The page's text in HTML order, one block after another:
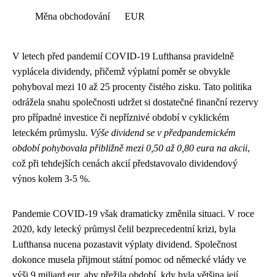
Měna obchodování EUR
V letech před pandemií COVID-19 Lufthansa pravidelně
vyplácela dividendy, přičemž výplatní poměr se obvykle
pohyboval mezi 10 až 25 procenty čistého zisku. Tato politika
odrážela snahu společnosti udržet si dostatečné finanční rezervy
pro případné investice či nepříznivé období v cyklickém
leteckém průmyslu. Výše dividend se v předpandemickém
období pohybovala přibližně mezi 0,50 až 0,80 eura na akcii,
což při tehdejších cenách akcií představovalo dividendový
výnos kolem 3-5 %.
Pandemie COVID-19 však dramaticky změnila situaci. V roce
2020, kdy letecký průmysl čelil bezprecedentní krizi, byla
Lufthansa nucena pozastavit výplaty dividend. Společnost
dokonce musela přijmout státní pomoc od německé vlády ve
výši 9 miliard eur, aby přežila období, kdy byla většina její